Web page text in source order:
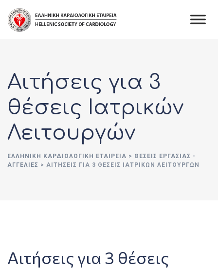
content
Αιτήσεις για 3
θέσεις Ιατρικών
Λειτουργών
ΕΛΛΗΝΙΚΉ ΚΑΡΔΙΟΛΟΓΙΚΉ ΕΤΑΙΡΕΊΑ > ΘΈΣΕΙΣ ΕΡΓΑΣΊΑΣ -
ΑΓΓΕΛΊΕΣ > ΑΙΤΉΣΕΙΣ ΓΙΑ 3 ΘΈΣΕΙΣ ΙΑΤΡΙΚΏΝ ΛΕΙΤΟΥΡΓΏΝ
Αιτήσεις για 3 θέσεις